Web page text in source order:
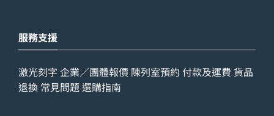
服務支援
激光刻字 企業／團體報價 陳列室預約 付款及運費 貨品
退換 常見問題 選購指南